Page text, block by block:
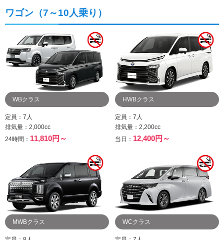
ワゴン（7～10人乗り）
WBクラス
定員：7人
排気量：2,000cc
24時間： 11,810円～
HWBクラス
定員：7人
排気量：2,200cc
当日： 12,400円～
MWBクラス WCクラス